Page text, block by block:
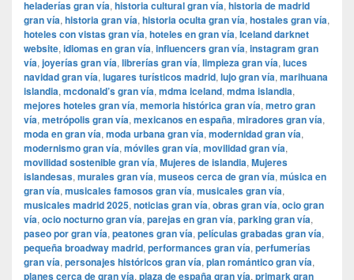
heladerías gran vía, historia cultural gran vía, historia de madrid
gran vía, historia gran vía, historia oculta gran vía, hostales gran vía,
hoteles con vistas gran vía, hoteles en gran vía, Iceland darknet
website, idiomas en gran vía, influencers gran vía, instagram gran
vía, joyerías gran vía, librerías gran vía, limpieza gran vía, luces
navidad gran vía, lugares turísticos madrid, lujo gran vía, marihuana
islandia, mcdonald’s gran vía, mdma iceland, mdma islandia,
mejores hoteles gran vía, memoria histórica gran vía, metro gran
vía, metrópolis gran vía, mexicanos en españa, miradores gran vía,
moda en gran vía, moda urbana gran vía, modernidad gran vía,
modernismo gran vía, móviles gran vía, movilidad gran vía,
movilidad sostenible gran vía, Mujeres de islandia, Mujeres
islandesas, murales gran vía, museos cerca de gran vía, música en
gran vía, musicales famosos gran vía, musicales gran vía,
musicales madrid 2025, noticias gran vía, obras gran vía, ocio gran
vía, ocio nocturno gran vía, parejas en gran vía, parking gran vía,
paseo por gran vía, peatones gran vía, películas grabadas gran vía,
pequeña broadway madrid, performances gran vía, perfumerías
gran vía, personajes históricos gran vía, plan romántico gran vía,
planes cerca de gran vía, plaza de españa gran vía, primark gran